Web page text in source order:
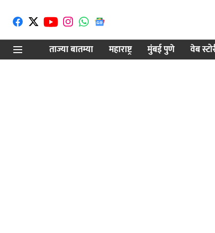
ताज्या बातम्या
महाराष्ट्र मुंबई पुणे वेब